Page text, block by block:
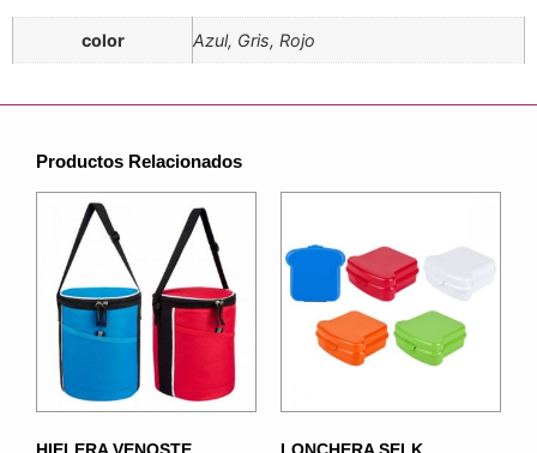
color Azul, Gris, Rojo
Productos Relacionados
HIELERA VENOSTE LONCHERA SELK